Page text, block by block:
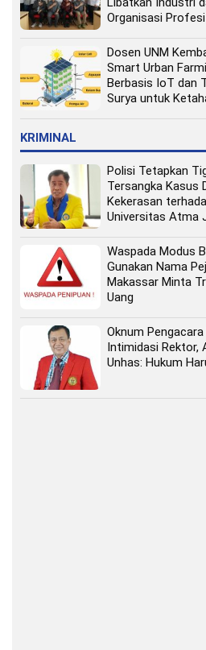
Organisasi Profesi
Dosen UNM
Smart Urban
Berbasis IoT dan
Surya untuk
KRIMINAL
Polisi Tetapkan
Tersangka Kasus
Kekerasan
Universitas Atma
Waspada Modus
Gunakan Nama
Makassar Minta
Uang
Oknum Pengacara
Intimidasi Rektor,
Unhas: Hukum